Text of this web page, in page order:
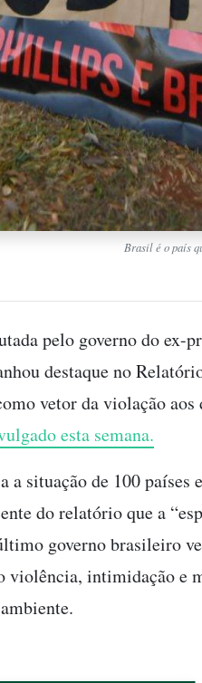
Brasil é o país
pelo governo do ex-
destaque no
vetor da violação aos
esta semana.
a situação de 100 países
do relatório que a
governo brasileiro
violência, intimidação e